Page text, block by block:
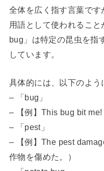
全体を広く指す言葉で
用語として使われるこ
bug」は特定の昆虫を指
しています。
具体的には、以下のよう
– 「bug」
– 【例】This bug bit me!
– 「pest」
– 【例】The pest
作物を傷めた。）